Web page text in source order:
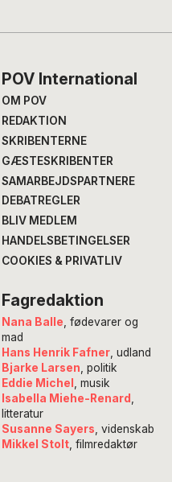
POV International
OM POV
REDAKTION
SKRIBENTERNE
GÆSTESKRIBENTER
SAMARBEJDSPARTNERE
DEBATREGLER
BLIV MEDLEM
HANDELSBETINGELSER
COOKIES & PRIVATLIV
Fagredaktion
Nana Balle , fødevarer og
mad
Hans Henrik Fafner, udland
Bjarke Larsen , politik
Eddie Michel
, musik
Isabella Miehe-Renard
litteratur
Susanne Sayers , videnskab
Mikkel Stolt, filmredaktør